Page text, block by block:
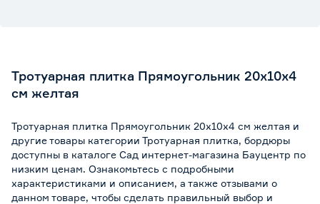
Тротуарная плитка Прямоугольник 20х10х4
см желтая
Тротуарная плитка Прямоугольник 20х10х4 см желтая и
другие товары категории Тротуарная плитка, бордюры
доступны в каталоге Сад интернет-магазина Бауцентр по
низким ценам. Ознакомьтесь с подробными
характеристиками и описанием, а также отзывами о
данном товаре, чтобы сделать правильный выбор и